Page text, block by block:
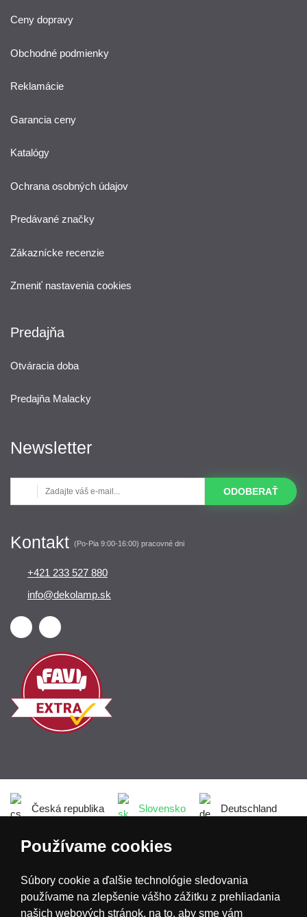
Ceny dopravy
Obchodné podmienky
Reklamácie
Garancia ceny
Katalógy
Ochrana osobných údajov
Predávané značky
Zákaznícke recenzie
Zmeniť nastavenia cookies
Predajňa
Otváracia doba
Predajňa Malacky
Newsletter
ODOBERAŤ
Kontakt (Po-Pia 9:00-16:00) pracovné dni
+421 233 527 880
info@dekolamp.sk
Česká republika Slovensko Deutschland
Magyarország Österreich
Nederland
Používame cookies
Súbory cookie a ďalšie technológie sledovania
používame na zlepšenie vášho zážitku z prehliadania
našich webových stránok, na to, aby sme vám